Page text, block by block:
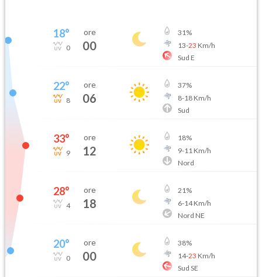
18°
0
ore
00
31%
13-23 Km/h
Sud E
22°
8
ore
06
37%
8-18Km/h
Sud
33°
9
ore
12
18%
9-11 Km/h
Nord
28°
4
ore
18
21%
6-14Km/h
Nord NE
20°
0
ore
00
38%
14-23 Km/h
Sud SE